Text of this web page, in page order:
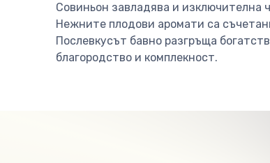
Совиньон завладява и изключителна
Нежните плодови аромати са
Послевкусът бавно разгръща
благородство и комплекност.